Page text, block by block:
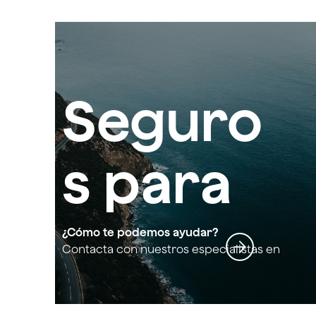
Seguro
s para
el
¿Cómo te podemos ayudar?
Contacta con nuestros especialistas en
Seguros para el sector turismo y
hostelería